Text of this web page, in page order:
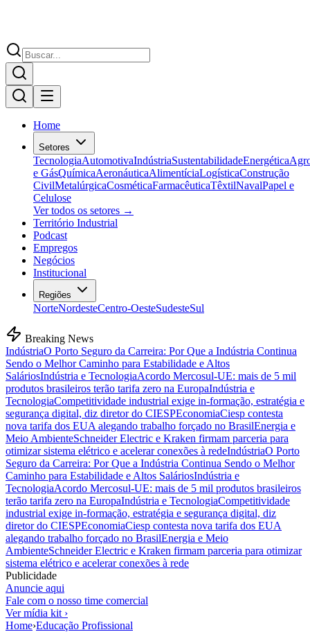
Home
Setores
TecnologiaAutomotivaIndústriaSustentabilidadeEnergética
e GásQuímicaAeronáuticaAlimentíciaLogísticaConstrução
CivilMetalúrgicaCosméticaFarmacêuticaTêxtilNavalPapel e
Celulose
Ver todos os setores →
Território Industrial
Podcast
Empregos
Negócios
Institucional
Regiões
NorteNordesteCentro-OesteSudesteSul
Breaking News
IndústriaO Porto Seguro da Carreira: Por Que a Indústria Continua
Sendo o Melhor Caminho para Estabilidade e Altos
SaláriosIndústria e TecnologiaAcordo Mercosul-UE: mais de 5 mil
produtos brasileiros terão tarifa zero na EuropaIndústria e
TecnologiaCompetitividade industrial exige in-formação, estratégia e
segurança digital, diz diretor do CIESPEconomiaCiesp contesta
nova tarifa dos EUA alegando trabalho forçado no BrasilEnergia e
Meio AmbienteSchneider Electric e Kraken firmam parceria para
otimizar sistema elétrico e acelerar conexões à redeIndústriaO Porto
Seguro da Carreira: Por Que a Indústria Continua Sendo o Melhor
Caminho para Estabilidade e Altos SaláriosIndústria e
TecnologiaAcordo Mercosul-UE: mais de 5 mil produtos brasileiros
terão tarifa zero na EuropaIndústria e TecnologiaCompetitividade
industrial exige in-formação, estratégia e segurança digital, diz
diretor do CIESPEconomiaCiesp contesta nova tarifa dos EUA
alegando trabalho forçado no BrasilEnergia e Meio
AmbienteSchneider Electric e Kraken firmam parceria para otimizar
sistema elétrico e acelerar conexões à rede
Publicidade
Anuncie aqui
Fale com o nosso time comercial
Ver mídia kit ›
Home›Educação Profissional